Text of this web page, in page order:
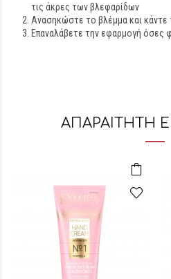
τις άκρες των βλεφαρίδων
Ανασηκώστε το βλέμμα και κάντε
Επαναλάβετε την εφαρμογή όσες
ΑΠΑΡΑΙΤΗΤΗ